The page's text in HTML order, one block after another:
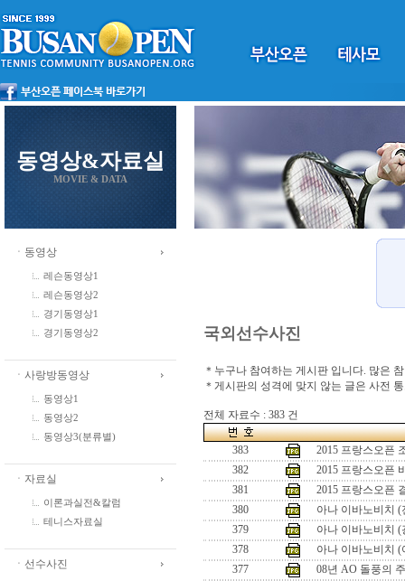
동영상&자료실
MOVIE & DATA
ㆍ동영상
레슨동영상1
레슨동영상2
경기동영상1
경기동영상2
ㆍ사랑방동영상
동영상1
동영상2
동영상3(분류별)
ㆍ자료실
이론과실전&칼럼
테니스자료실
ㆍ선수사진
국외선수사진
＊누구나 참여하는 게시판 입니다. 많은
＊게시판의 성격에 맞지 않는 글은 사전
전체 자료수 : 383 건
383
2015 프랑스오픈
382
2015 프랑스오픈
381
2015 프랑스오픈
380
아나 이바노비치 (
379
아나 이바노비치
378
아나 이바노비치 (
377
08년 AO 돌풍의